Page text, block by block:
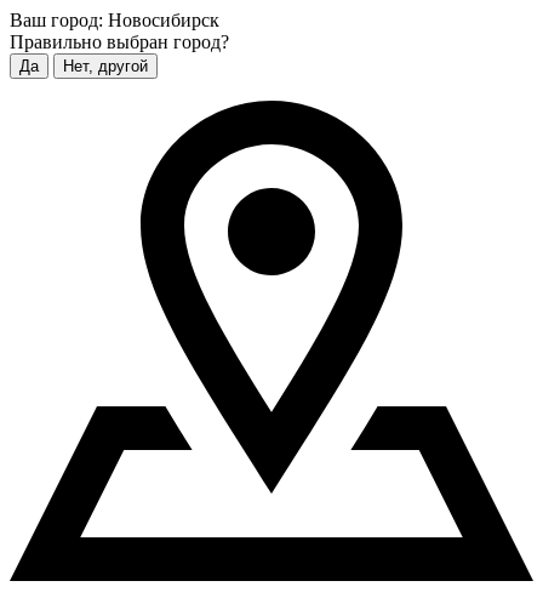
Ваш город: Новосибирск
Правильно выбран город?
Да Нет, другой